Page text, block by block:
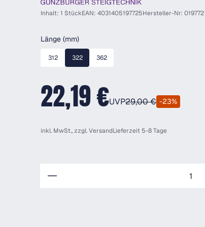
Inhalt: 1 StückEAN: 4031405197725Hersteller-Nr: 019772
Länge (mm)auswählen
312 322 362
22,19 €UVP29,00 € -23%
inkl. MwSt., zzgl.VersandLieferzeit 5-8 Tage